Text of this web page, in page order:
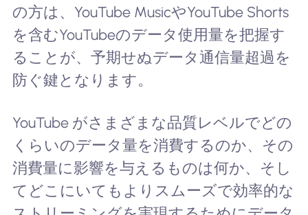
の方は、YouTube MusicやYouTube Shorts
を含むYouTubeのデータ使用量を把握す
ることが、予期せぬデータ通信量超過を
防ぐ鍵となります。
YouTube がさまざまな品質レベルでどの
くらいのデータ量を消費するのか、その
消費量に影響を与えるものは何か、そし
てどこにいてもよりスムーズで効率的な